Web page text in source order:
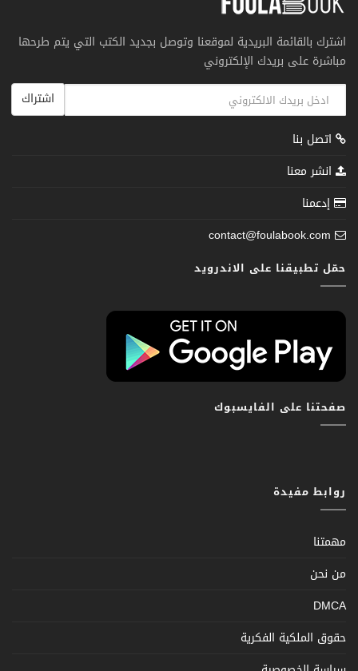
اشترك بالقائمة البريدية لموقعنا وتوصل بجديد الكتب التي يتم طرحها
مباشرة على بريدك الإلكتروني
اشتراك
اتصل بنا
انشر معنا
إدعمنا
contact@foulabook.com
حمّل تطبيقنا على الاندرويد
صفحتنا على الفايسبوك
روابط مفيدة
مهمتنا
من نحن
DMCA
حقوق الملكية الفكرية